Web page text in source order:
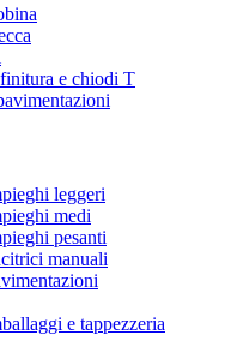
e chiodi T
leggeri
medi
pesanti
manuali
e tappezzeria